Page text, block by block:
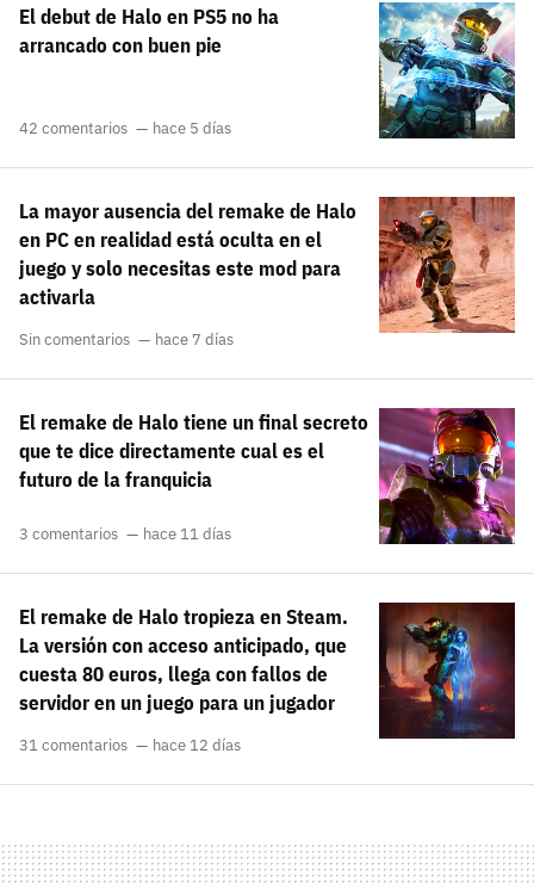
El debut de Halo en PS5 no ha
arrancado con buen pie
42 comentarios hace 5 días
La mayor ausencia del remake de Halo
en PC en realidad está oculta en el
juego y solo necesitas este mod para
activarla
Sin comentarios hace 7 días
El remake de Halo tiene un final secreto
que te dice directamente cual es el
futuro de la franquicia
3 comentarios hace 11 días
El remake de Halo tropieza en Steam.
La versión con acceso anticipado, que
cuesta 80 euros, llega con fallos de
servidor en un juego para un jugador
31 comentarios hace 12 días
¿Todavía no tienes cuenta?
Regístrate gratis
El inicio de sesión con Facebook ya no está
disponible, pero puedes seguir usando tu cuenta
de 3DJuegos:
Recupera tu acceso con Facebook
carácter inicial), pero no mayúsculas, espacios, tildes
o caracteres especiales.
politica de privacidad y
Entra con Google
¿Ya tienes cuenta?
Entra en 3DJuegos